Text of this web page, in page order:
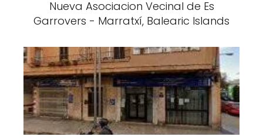
Nueva Asociacion Vecinal de Es
Garrovers - Marratxí, Balearic Islands